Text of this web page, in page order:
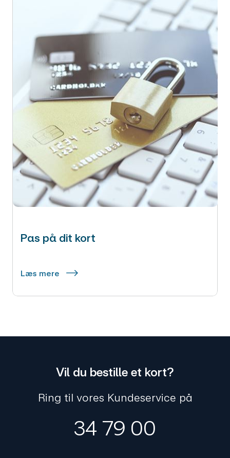
Pas på dit kort
Læs mere
Vil du bestille et kort?
Ring til vores Kundeservice på
34 79 00